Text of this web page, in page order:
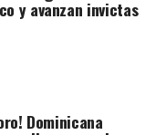
y avanzan invictas
Dominicana